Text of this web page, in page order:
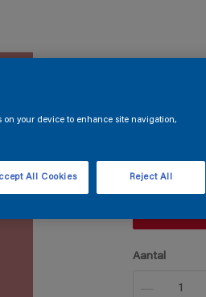
B2.21.51
Aantal
on your device to enhance site navigation,
Reject All
All Cookies